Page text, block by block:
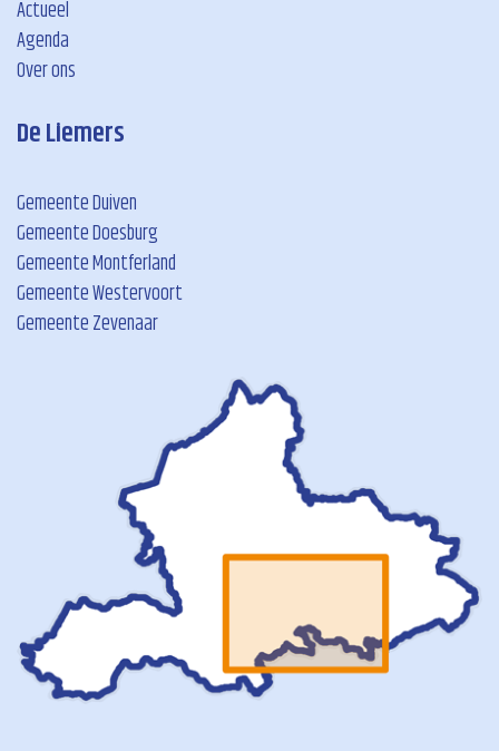
Actueel
Agenda
Over ons
De Liemers
Gemeente Duiven
Gemeente Doesburg
Gemeente Montferland
Gemeente Westervoort
Gemeente Zevenaar